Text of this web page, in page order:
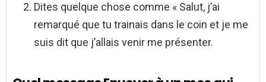
Dites quelque chose comme « Salut, j’ai
remarqué que tu trainais dans le coin et je me
suis dit que j’allais venir me présenter.